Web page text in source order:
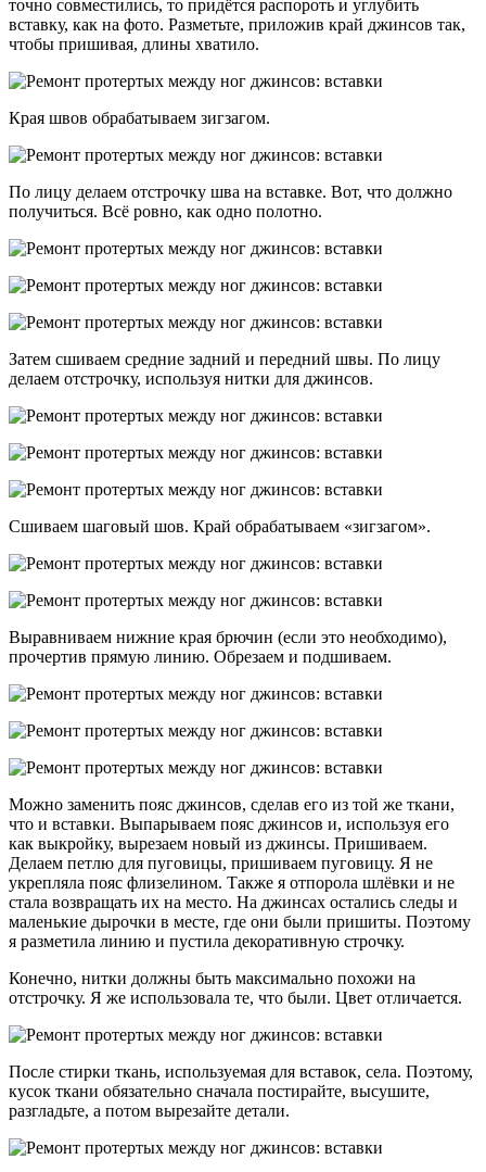
точно совместились, то придётся распороть и углубить
вставку, как на фото. Разметьте, приложив край джинсов так,
чтобы пришивая, длины хватило.
Края швов обрабатываем зигзагом.
По лицу делаем отстрочку шва на вставке. Вот, что должно
получиться. Всё ровно, как одно полотно.
Затем сшиваем средние задний и передний швы. По лицу
делаем отстрочку, используя нитки для джинсов.
Сшиваем шаговый шов. Край обрабатываем «зигзагом».
Выравниваем нижние края брючин (если это необходимо),
прочертив прямую линию. Обрезаем и подшиваем.
Можно заменить пояс джинсов, сделав его из той же ткани,
что и вставки. Выпарываем пояс джинсов и, используя его
как выкройку, вырезаем новый из джинсы. Пришиваем.
Делаем петлю для пуговицы, пришиваем пуговицу. Я не
укрепляла пояс флизелином. Также я отпорола шлёвки и не
стала возвращать их на место. На джинсах остались следы и
маленькие дырочки в месте, где они были пришиты. Поэтому
я разметила линию и пустила декоративную строчку.
Конечно, нитки должны быть максимально похожи на
отстрочку. Я же использовала те, что были. Цвет отличается.
После стирки ткань, используемая для вставок, села. Поэтому,
кусок ткани обязательно сначала постирайте, высушите,
разгладьте, а потом вырезайте детали.